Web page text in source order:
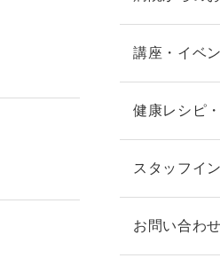
講座・イベ
健康レシピ
スタッフイ
お問い合わ